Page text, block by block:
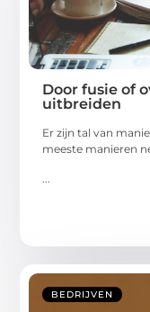
Door fusie of
uitbreiden
Er zijn tal van
meeste manieren
BEDRIJVEN